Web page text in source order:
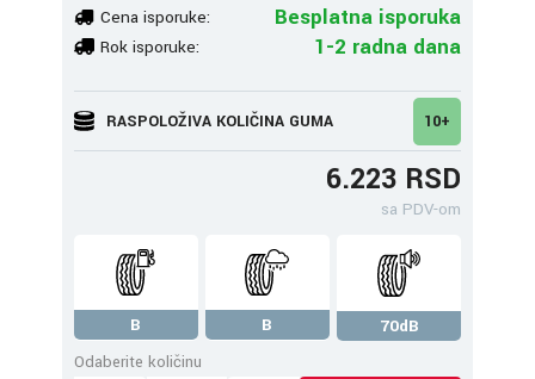
Cena isporuke: Besplatna isporuka
Rok isporuke: 1-2 radna dana
RASPOLOŽIVA KOLIČINA GUMA 10+
6.223 RSD
sa PDV-om
B B
70dB
Odaberite količinu